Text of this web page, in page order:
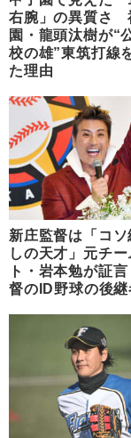
右腕」の異質さ
園・龍頭汰樹が“
校の雄”東筑打線
た理由
新庄監督は「コソ
しの天才」元チー
ト・岩本勉が証
督のID野球の後